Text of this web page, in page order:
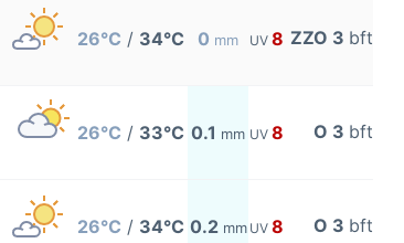
26°C / 34°C 0 mm UV 8 ZZO 3 bft
26°C / 33°C 0.1 mm UV 8 O 3 bft
26°C / 34°C 0.2 mm UV 8 O 3 bft